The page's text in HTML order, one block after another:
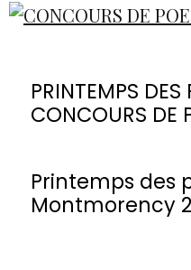
PRINTEMPS
CONCOURS DE
Printemps des
Montmorency